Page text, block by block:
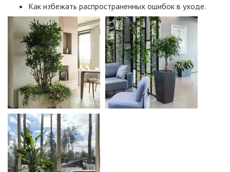
Как избежать распространенных ошибок в уходе.